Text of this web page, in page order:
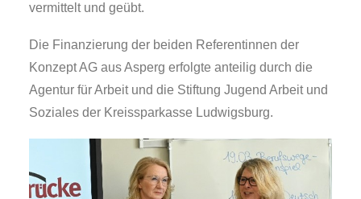
vermittelt und geübt.
Die Finanzierung der beiden Referentinnen der
Konzept AG aus Asperg erfolgte anteilig durch die
Agentur für Arbeit und die Stiftung Jugend Arbeit und
Soziales der Kreissparkasse Ludwigsburg.